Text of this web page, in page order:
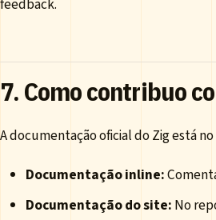
feedback.
7. Como contribuo
A documentação oficial do Zig está
Documentação inline:
Documentação do site: No